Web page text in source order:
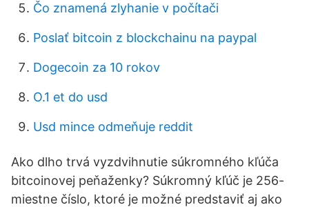
Čo znamená zlyhanie v počítači
Poslať bitcoin z blockchainu na paypal
Dogecoin za 10 rokov
O.1 et do usd
Usd mince odmeňuje reddit
Ako dlho trvá vyzdvihnutie súkromného kľúča
bitcoinovej peňaženky? Súkromný kľúč je 256-
miestne číslo, ktoré je možné predstaviť aj ako